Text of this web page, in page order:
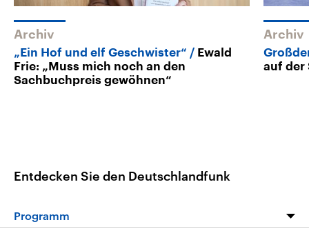
Archiv
„Ein Hof und elf Geschwister“
Ewald
Frie: „Muss mich noch an den
Sachbuchpreis gewöhnen“
Archiv
auf der
Entdecken Sie den Deutschlandfunk
Programm